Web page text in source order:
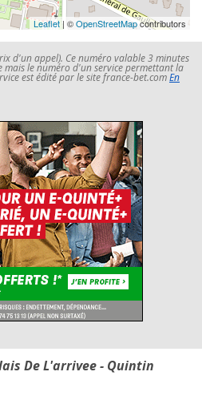
Leaflet| ©OpenStreetMapcontributors
d'un appel). Ce numéro valable 3 minutes
le numéro d'un service permettant la
est édité par le site france-bet.comEn
De L'arrivee - Quintin